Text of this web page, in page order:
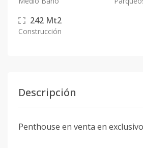
242 Mt2
Construcción
Descripción
Penthouse en venta en